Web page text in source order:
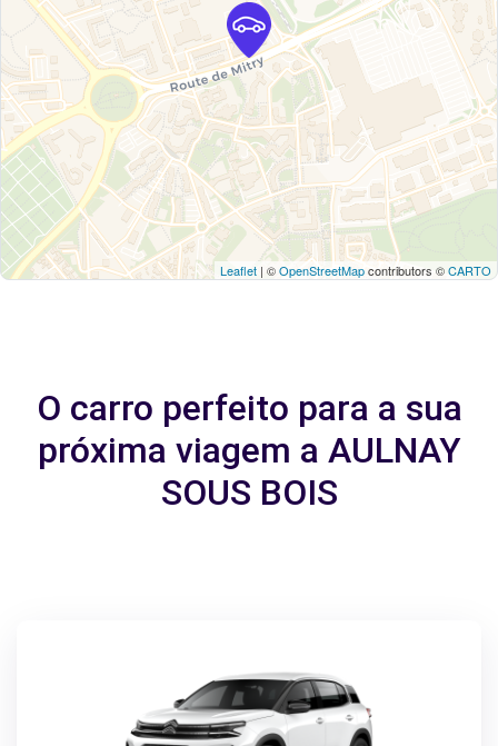
Leaflet | ©OpenStreetMapcontributors ©CARTO
O carro perfeito para a sua
próxima viagem a AULNAY
SOUS BOIS